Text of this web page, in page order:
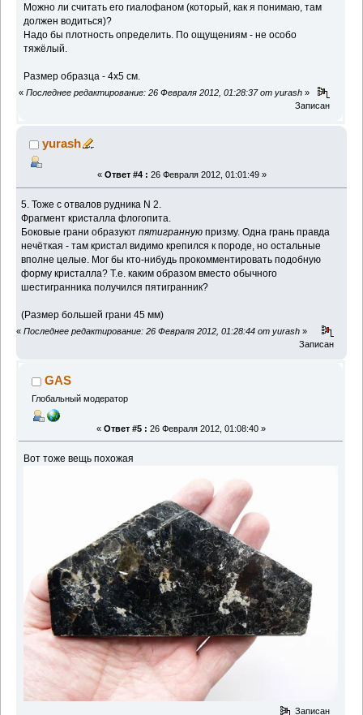
Можно ли считать его гиалофаном (который, как я понимаю, там
должен водиться)?
Надо бы плотность определить. По ощущениям - не особо
тяжёлый.
Размер образца - 4х5 см.
« Последнее редактирование: 26 Февраля 2012, 01:28:37 от yurash »
Записан
yurash
« Ответ #4 : 26 Февраля 2012, 01:01:49 »
5. Тоже с отвалов рудника N 2.
Фрагмент кристалла флогопита.
Боковые грани образуютпятигранную призму. Одна грань правда
нечёткая - там кристал видимо крепился к породе, но остальные
вполне целые. Мог бы кто-нибудь прокомментировать подобную
форму кристалла? Т.е. каким образом вместо обычного
шестигранника получился пятигранник?
(Размер большей грани 45 мм)
« Последнее редактирование: 26 Февраля 2012, 01:28:44 от yurash »
Записан
GAS
Глобальный модератор
« Ответ #5 : 26 Февраля 2012, 01:08:40 »
Вот тоже вещь похожая
Записан